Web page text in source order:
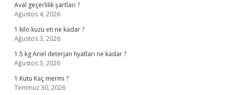
Aval geçerlilik şartları ?
Ağustos 4, 2026
1 kilo kuzu eti ne kadar ?
Ağustos 3, 2026
1.5 kg Ariel deterjan fiyatları ne kadar ?
Ağustos 3, 2026
1 Kutu Kaç mermi ?
Temmuz 30, 2026